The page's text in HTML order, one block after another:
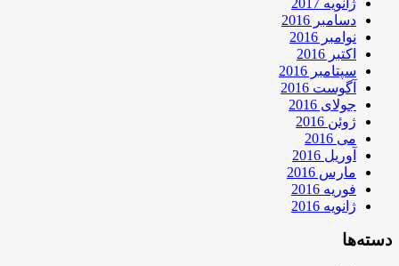
دسامبر 2016
نوامبر 2016
اکتبر 2016
سپتامبر 2016
آگوست 2016
جولای 2016
ژوئن 2016
می 2016
آوریل 2016
مارس 2016
فوریه 2016
ژانویه 2016
دسته‌ها